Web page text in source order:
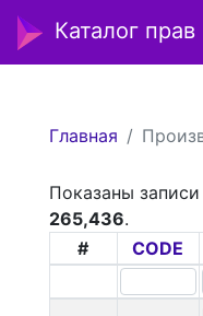
Каталог прав
Главная
Показаны записи
265,436.
#
CODE